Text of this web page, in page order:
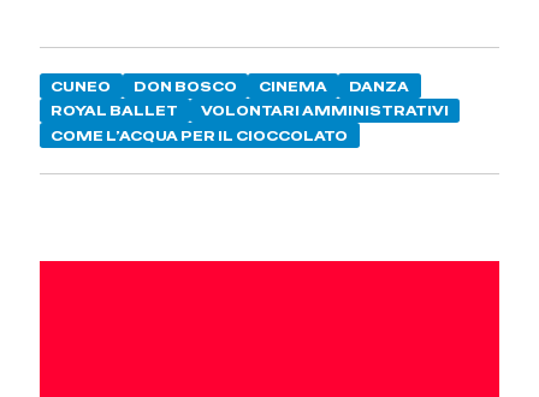
CUNEO DON BOSCO CINEMA
DANZA
ROYAL BALLET
VOLONTARI AMMINISTRATIVI
COME L’ACQUA PER IL CIOCCOLATO